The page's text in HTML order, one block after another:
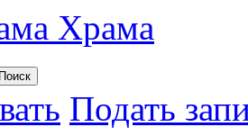
Храма
Подать